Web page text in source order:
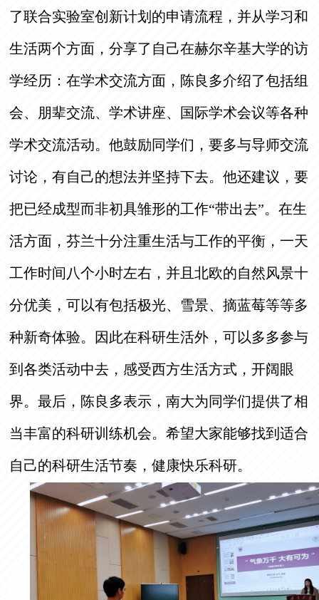
了联合实验室创新计划的申请流程，并从学习和
生活两个方面，分享了自己在赫尔辛基大学的访
学经历：在学术交流方面，陈良多介绍了包括组
会、朋辈交流、学术讲座、国际学术会议等各种
学术交流活动。他鼓励同学们，要多与导师交流
讨论，有自己的想法并坚持下去。他还建议，要
把已经成型而非初具雏形的工作“带出去”。在生
活方面，芬兰十分注重生活与工作的平衡，一天
工作时间八个小时左右，并且北欧的自然风景十
分优美，可以有包括极光、雪景、摘蓝莓等等多
种新奇体验。因此在科研生活外，可以多多参与
到各类活动中去，感受西方生活方式，开阔眼
界。最后，陈良多表示，南大为同学们提供了相
当丰富的科研训练机会。希望大家能够找到适合
自己的科研生活节奏，健康快乐科研。